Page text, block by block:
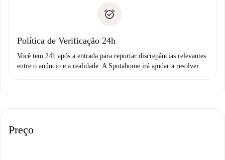
Débito direto bancário
não comunicar nenhum problema.
Política de Verificação 24h
Você tem 24h após a entrada para reportar discrepâncias relevantes
entre o anúncio e a realidade. A Spotahome irá ajudar a resolver.
Preço